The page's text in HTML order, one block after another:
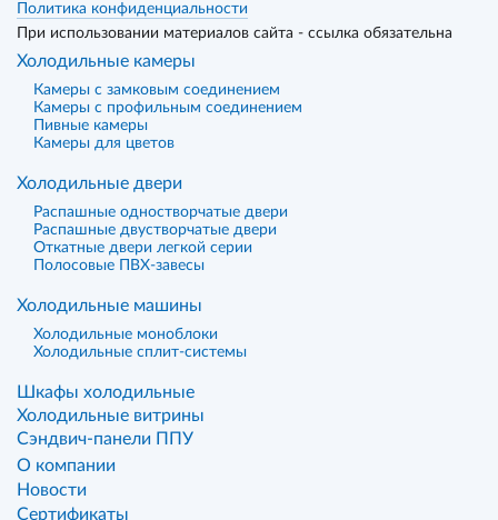
Политика конфиденциальности
При использовании материалов сайта - ссылка обязательна
Холодильные камеры
Камеры с замковым соединением
Камеры с профильным соединением
Пивные камеры
Камеры для цветов
Холодильные двери
Распашные одностворчатые двери
Распашные двустворчатые двери
Откатные двери легкой серии
Полосовые ПВХ-завесы
Холодильные машины
Холодильные моноблоки
Холодильные сплит-системы
Шкафы холодильные
Холодильные витрины
Сэндвич-панели ППУ
О компании
Новости
Сертификаты